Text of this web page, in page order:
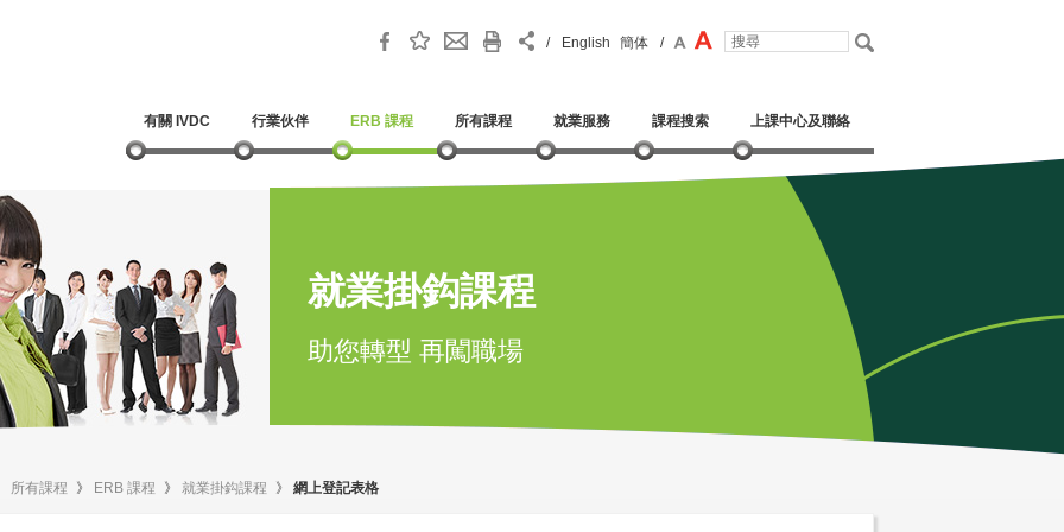
/ English 簡体 /
有關 IVDC 行業伙伴 ERB 課程 所有課程 就業服務 課程搜索 上課中心及聯絡
就業掛鈎課程
助您轉型 再闖職場
所有課程 》 ERB 課程 》 就業掛鈎課程 》 網上登記表格